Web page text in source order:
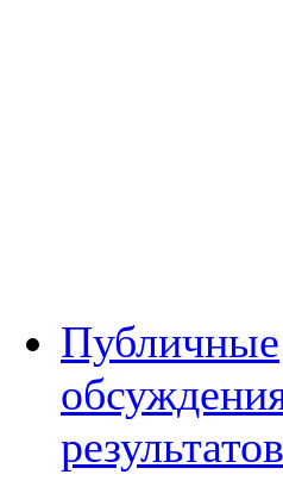
Публичные
результатов